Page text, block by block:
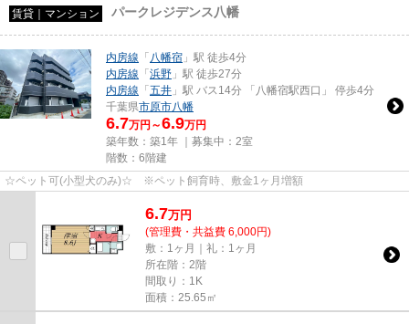
賃貸｜マンション パークレジデンス八幡
内房線 「 八幡宿 」駅 徒歩4分
内房線 「 浜野 」駅 徒歩27分
内房線 「 五井 」駅 バス14分 「八幡宿駅西口」 停歩4分
千葉県市原市八幡
6.7万円～6.9万円
築年数：築1年 ｜募集中： 2室
階数：6階建
☆ペット可(小型犬のみ)☆ ※ペット飼育時、敷金1ヶ月増額
6.7万円
(管理費・共益費 6,000円)
敷：1ヶ月｜礼：1ヶ月
所在階：2階
間取り：1K
面積：25.65㎡